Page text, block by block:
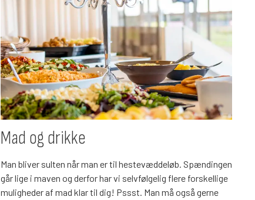
Mad og drikke
Man bliver sulten når man er til hestevæddeløb. Spændingen
går lige i maven og derfor har vi selvfølgelig flere forskellige
muligheder af mad klar til dig! Pssst. Man må også gerne